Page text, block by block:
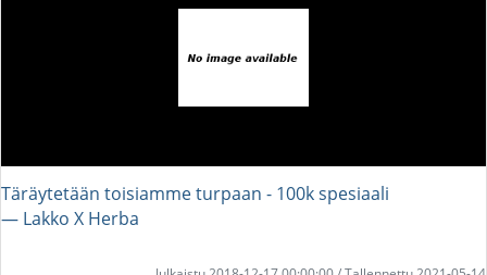
Täräytetään toisiamme turpaan - 100k spesiaali
― Lakko X Herba